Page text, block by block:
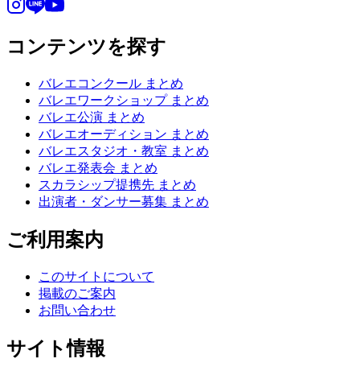
コンテンツを探す
バレエコンクール まとめ
バレエワークショップ まとめ
バレエ公演 まとめ
バレエオーディション まとめ
バレエスタジオ・教室 まとめ
バレエ発表会 まとめ
スカラシップ提携先 まとめ
出演者・ダンサー募集 まとめ
ご利用案内
このサイトについて
掲載のご案内
お問い合わせ
サイト情報